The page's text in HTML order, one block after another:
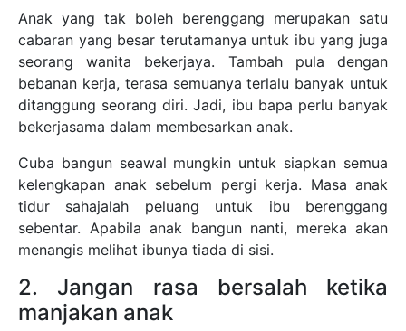
Anak yang tak boleh berenggang merupakan satu
cabaran yang besar terutamanya untuk ibu yang juga
seorang wanita bekerjaya. Tambah pula dengan
bebanan kerja, terasa semuanya terlalu banyak untuk
ditanggung seorang diri. Jadi, ibu bapa perlu banyak
bekerjasama dalam membesarkan anak.
Cuba bangun seawal mungkin untuk siapkan semua
kelengkapan anak sebelum pergi kerja. Masa anak
tidur sahajalah peluang untuk ibu berenggang
sebentar. Apabila anak bangun nanti, mereka akan
menangis melihat ibunya tiada di sisi.
2. Jangan rasa bersalah ketika
manjakan anak